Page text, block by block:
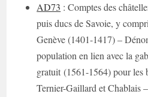
AD73 : Comptes des
puis ducs de Savoie, y
Genève (1401-1417) –
population en lien avec la
gratuit (1561-1564) pour les
Ternier-Gaillard et Chablais